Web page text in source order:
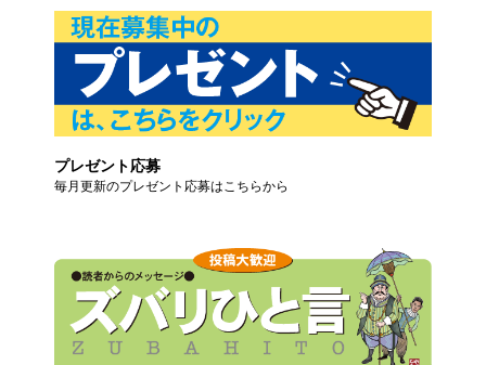
プレゼント応募
毎月更新のプレゼント応募はこちらから